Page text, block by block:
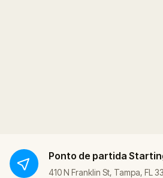
Ponto de partida
410 N Franklin St, Tampa, FL